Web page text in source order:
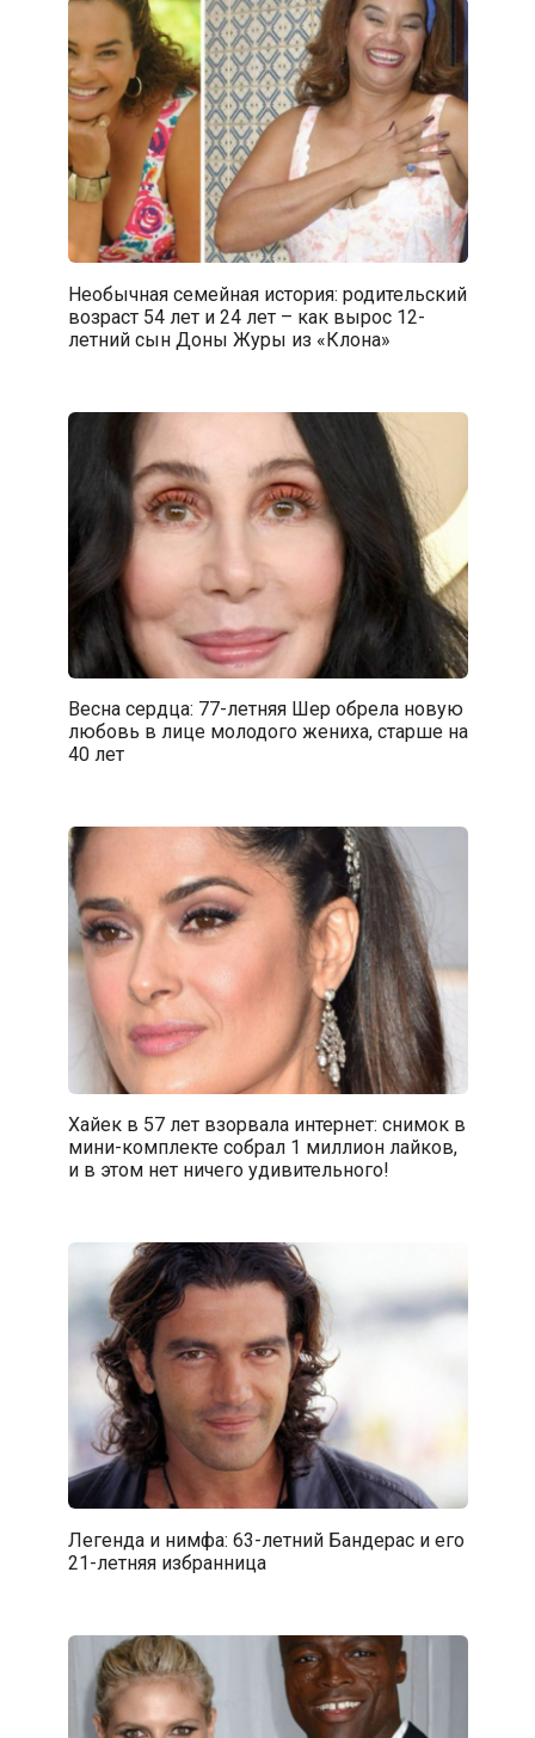
Необычная семейная история: родительский
возраст 54 лет и 24 лет – как вырос 12-
летний сын Доны Журы из «Клона»
Весна сердца: 77-летняя Шер обрела новую
любовь в лице молодого жениха, старше на
40 лет
Хайек в 57 лет взорвала интернет: снимок в
мини-комплекте собрал 1 миллион лайков,
и в этом нет ничего удивительного!
Легенда и нимфа: 63-летний Бандерас и его
21-летняя избранница